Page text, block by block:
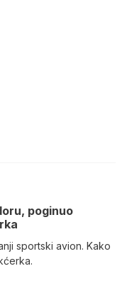
poginuo
sportski avion. Kako